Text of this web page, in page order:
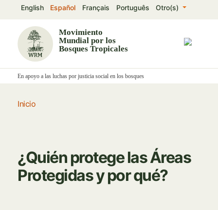
Pasar
principal
Movimiento
Mundial por los
Bosques Tropicales
English Español Français Português Otro(s)
En apoyo a las luchas por justicia social en los bosques
Inicio
¿Quién protege las Áreas
Protegidas y por qué?